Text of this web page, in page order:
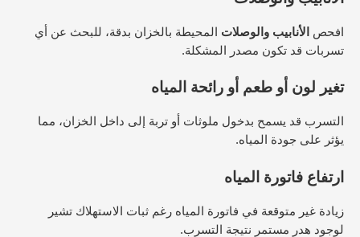
افحص الأنابيب والوصلات المحيطة بالخزان بدقة، للبحث عن أي
تسربات قد تكون مصدر المشكلة.
تغير لون أو طعم أو رائحة المياه
التسرب قد يسمح بدخول ملوثات أو تربة إلى داخل الخزان، مما
يؤثر على جودة المياه.
ارتفاع فاتورة المياه
زيادة غير متوقعة في فاتورة المياه رغم ثبات الاستهلاك تشير
لوجود هدر مستمر نتيجة التسرب.